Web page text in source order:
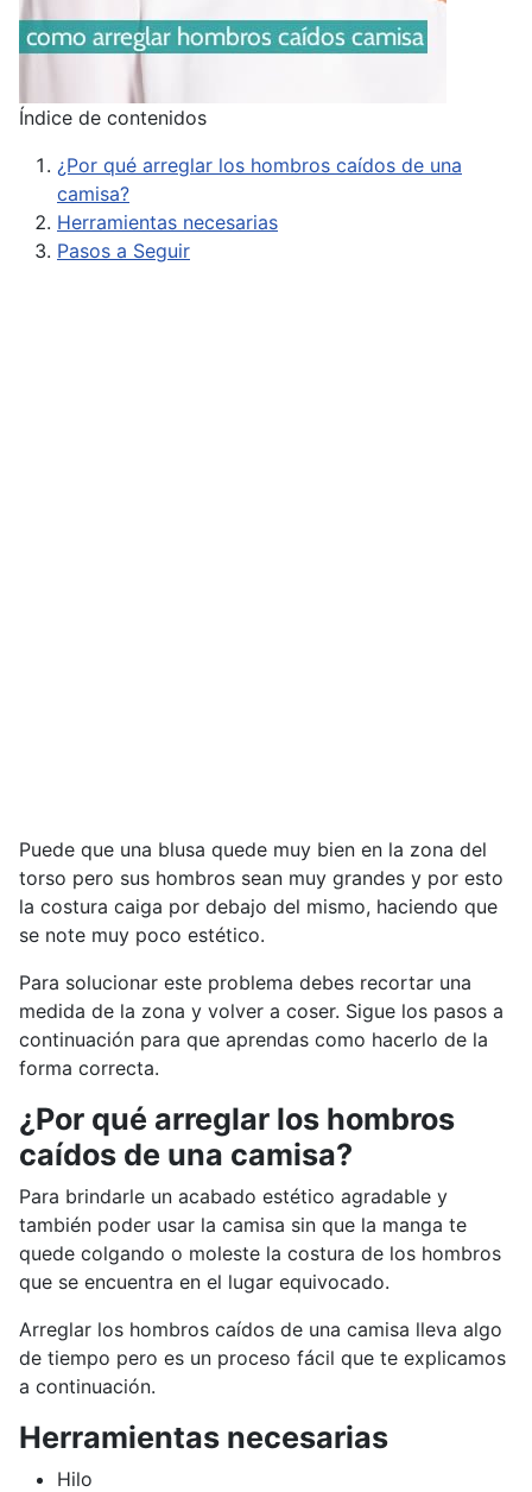
Índice de contenidos
¿Por qué arreglar los hombros caídos de una
camisa?
Herramientas necesarias
Pasos a Seguir
Puede que una blusa quede muy bien en la zona del
torso pero sus hombros sean muy grandes y por esto
la costura caiga por debajo del mismo, haciendo que
se note muy poco estético.
Para solucionar este problema debes recortar una
medida de la zona y volver a coser. Sigue los pasos a
continuación para que aprendas como hacerlo de la
forma correcta.
¿Por qué arreglar los hombros
caídos de una camisa?
Para brindarle un acabado estético agradable y
también poder usar la camisa sin que la manga te
quede colgando o moleste la costura de los hombros
que se encuentra en el lugar equivocado.
Arreglar los hombros caídos de una camisa lleva algo
de tiempo pero es un proceso fácil que te explicamos
a continuación.
Herramientas necesarias
Hilo